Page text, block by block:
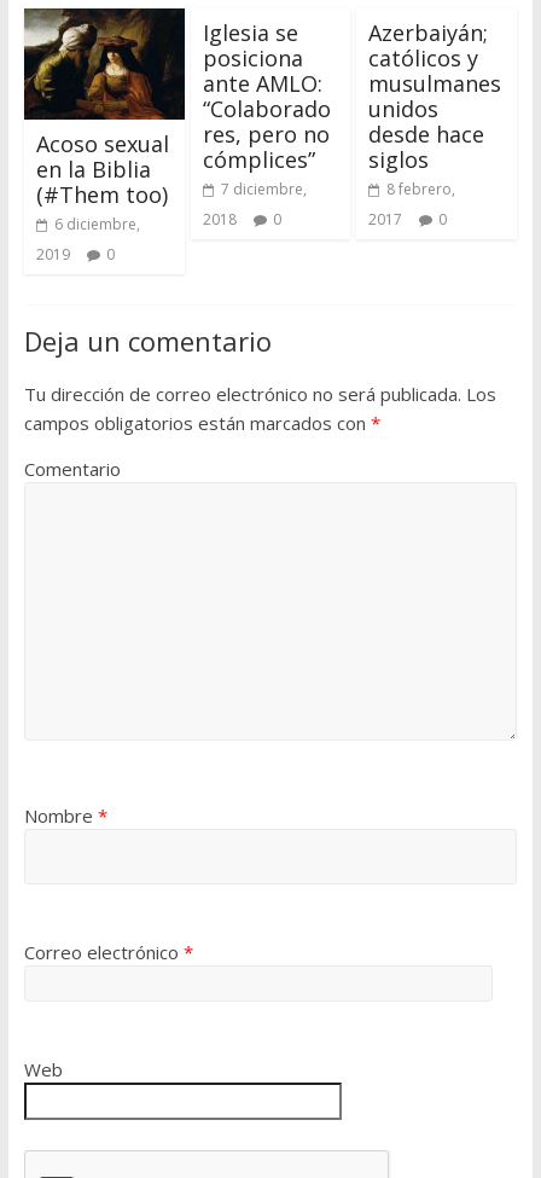
Acoso sexual
en la Biblia
(#Them too)
6 diciembre,
2019
0
Iglesia se
posiciona
ante AMLO:
“Colaborado
res, pero no
cómplices”
7 diciembre,
2018
0
Azerbaiyán;
católicos y
musulmanes
unidos
desde hace
siglos
8 febrero,
2017
0
Deja un comentario
Tu dirección de correo electrónico no será publicada. Los
campos obligatorios están marcados con *
Comentario
Nombre *
Correo electrónico *
Web